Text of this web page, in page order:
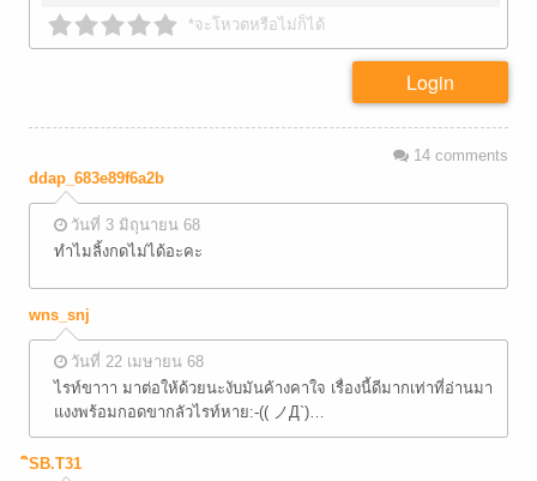
*จะโหวตหรือไม่ก็ได้
Login
14comments
ddap_683e89f6a2b
วันที่ 3 มิถุนายน 68
ทำไมลิ้งกดไม่ได้อะคะ
wns_snj
วันที่ 22 เมษายน 68
ไรท์ขาาา มาต่อให้ด้วยนะงับมันค้างคาใจ เรื่องนี้ดีมากเท่าที่อ่านมา
แงงพร้อมกอดขากลัวไรท์หาย:-(( ノД`)…
ิSB.T31